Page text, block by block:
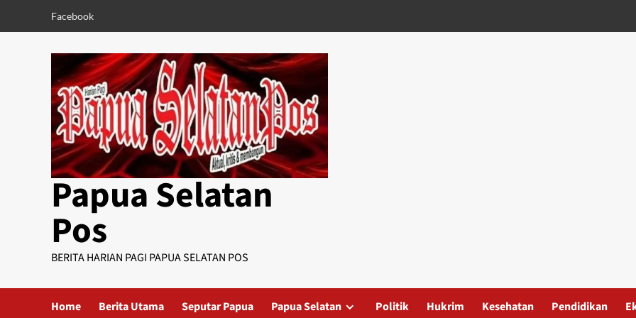
Facebook
Papua Selatan
Pos
BERITA HARIAN PAGI PAPUA SELATAN POS
Home Berita Utama Seputar Papua Papua Selatan Politik Hukrim Kesehatan Pendidikan